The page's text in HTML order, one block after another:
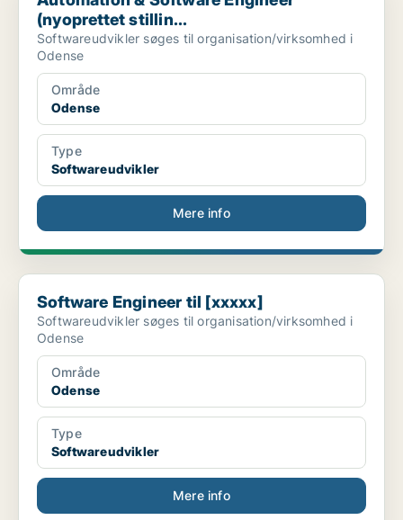
(nyoprettet stillin...
Softwareudvikler søges til organisation/virksomhed i
Odense
Område
Odense
Type
Softwareudvikler
Mere info
Software Engineer til [xxxxx]
Software Engineer til [xxxxx]
Softwareudvikler søges til organisation/virksomhed i
Odense
Område
Odense
Type
Softwareudvikler
Mere info